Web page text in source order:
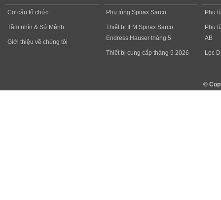
Cơ cấu tổ chức
Tầm nhìn & Sứ Mệnh
Giới thiệu về chúng tôi
Phụ tùng Spirax Sarco
Thiết bị IFM Spirax Sarco
Endress Hauser tháng 5
Thiết bị cung cấp tháng 5 2026
Phụ
Phụ
AB
Lọc
©